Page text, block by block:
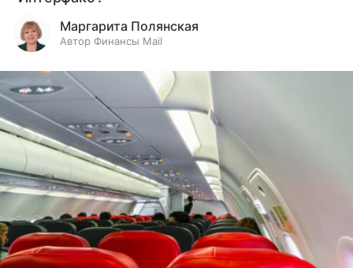
Маргарита Полянская
Автор Финансы Mail